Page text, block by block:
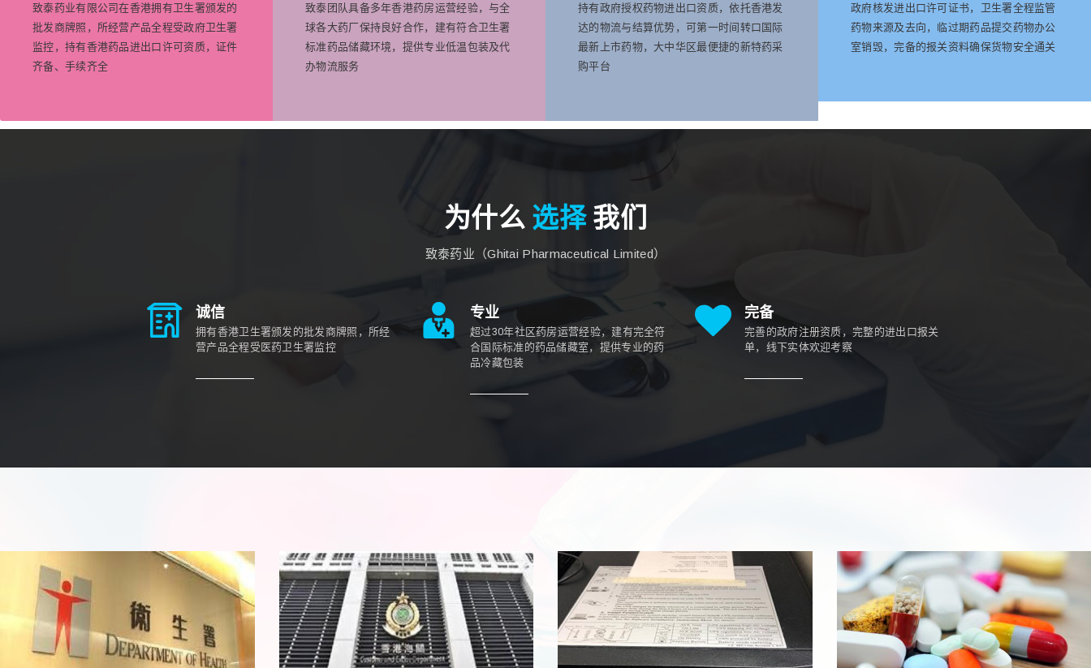
致泰药业有限公司在香港拥有卫生署颁发的
批发商牌照，所经营产品全程受政府卫生署
监控，持有香港药品进出口许可资质，证件
齐备、手续齐全
致泰团队具备多年香港药房运营经验，与全
球各大药厂保持良好合作，建有符合卫生署
标准药品储藏环境，提供专业低温包装及代
办物流服务
持有政府授权药物进出口资质，依托香港发
达的物流与结算优势，可第一时间转口国际
最新上市药物，大中华区最便捷的新特药采
购平台
政府核发进出口许可证书，卫生署全程监管
药物来源及去向，临过期药品提交药物办公
室销毁，完备的报关资料确保货物安全通关
为什么 选择我们
致泰药业（Ghitai Pharmaceutical Limited）
诚信
拥有香港卫生署颁发的批发商牌照，所经
营产品全程受医药卫生署监控
专业
超过30年社区药房运营经验，建有完全符
合国际标准的药品储藏室，提供专业的药
品冷藏包装
完备
完善的政府注册资质，完整的进出口报关
单，线下实体欢迎考察